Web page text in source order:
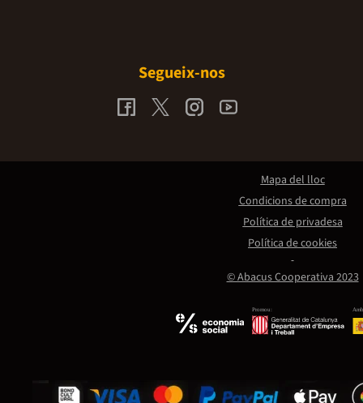
Segueix-nos
Promou:
© Abacus Cooperativa 2023
Mapa del lloc
Condicions de compra
Política de privadesa
Política de cookies